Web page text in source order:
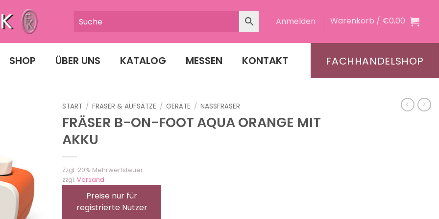
Anmelden Warenkorb / €0,00
SHOP ÜBER UNS KATALOG MESSEN KONTAKT FACHHANDELSHOP
START / FRÄSER & AUFSÄTZE / GERÄTE / NASSFRÄSER
FRÄSER B-ON-FOOT AQUA ORANGE MIT
AKKU
Zzgl. 20% Mehrwertsteuer
zzgl. Versand
Preise nur für
registrierte Nutzer